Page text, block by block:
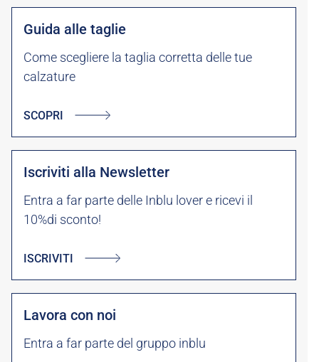
Guida alle taglie
Come scegliere la taglia corretta delle tue
calzature
SCOPRI
Iscriviti alla Newsletter
Entra a far parte delle Inblu lover e ricevi il
10%di sconto!
ISCRIVITI
Lavora con noi
Entra a far parte del gruppo inblu